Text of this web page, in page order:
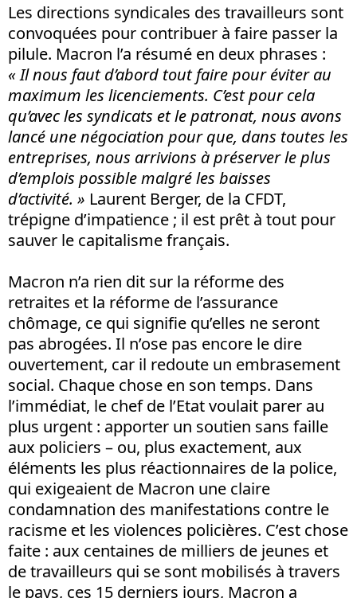
Les directions syndicales des travailleurs sont
convoquées pour contribuer à faire passer la
pilule. Macron l’a résumé en deux phrases :
« Il nous faut d’abord tout faire pour éviter au
maximum les licenciements. C’est pour cela
qu’avec les syndicats et le patronat, nous avons
lancé une négociation pour que, dans toutes les
entreprises, nous arrivions à préserver le plus
d’emplois possible malgré les baisses
d’activité. » Laurent Berger, de la CFDT,
trépigne d’impatience ; il est prêt à tout pour
sauver le capitalisme français.
Macron n’a rien dit sur la réforme des
retraites et la réforme de l’assurance
chômage, ce qui signifie qu’elles ne seront
pas abrogées. Il n’ose pas encore le dire
ouvertement, car il redoute un embrasement
social. Chaque chose en son temps. Dans
l’immédiat, le chef de l’Etat voulait parer au
plus urgent : apporter un soutien sans faille
aux policiers – ou, plus exactement, aux
éléments les plus réactionnaires de la police,
qui exigeaient de Macron une claire
condamnation des manifestations contre le
racisme et les violences policières. C’est chose
faite : aux centaines de milliers de jeunes et
de travailleurs qui se sont mobilisés à travers
le pays, ces 15 derniers jours, Macron a